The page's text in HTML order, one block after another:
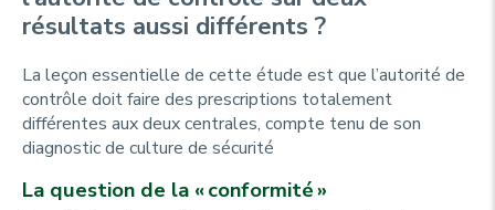
résultats aussi différents ?
La leçon essentielle de cette étude est que l’autorité de
contrôle doit faire des prescriptions totalement
différentes aux deux centrales, compte tenu de son
diagnostic de culture de sécurité
La question de la « conformité »